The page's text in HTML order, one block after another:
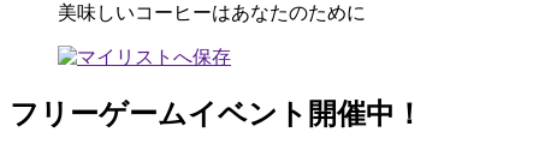
美味しいコーヒーはあなたのために
フリーゲームイベント開催中！